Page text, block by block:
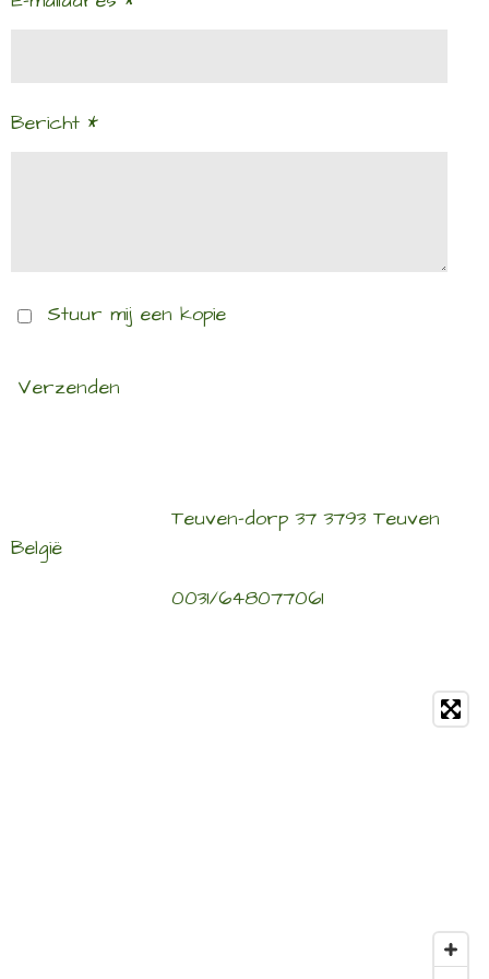
Bericht *
Stuur mij een kopie
Verzenden
Teuven-dorp 37 3793 Teuven
België
0031/648077061